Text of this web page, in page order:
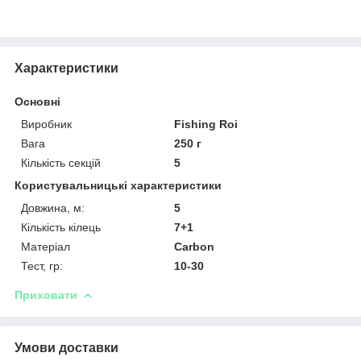
Характеристики
Основні
Виробник
Fishing Roi
Вага
250 г
Кількість секцій
5
Користувальницькі характеристики
Довжина, м:
5
Кількість кілець
7+1
Матеріал
Carbon
Тест, гр:
10-30
Приховати
Умови доставки